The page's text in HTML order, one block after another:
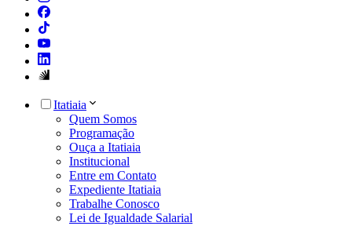
Itatiaia
Quem Somos
Programação
Ouça a Itatiaia
Institucional
Entre em Contato
Expediente Itatiaia
Trabalhe Conosco
Lei de Igualdade Salarial